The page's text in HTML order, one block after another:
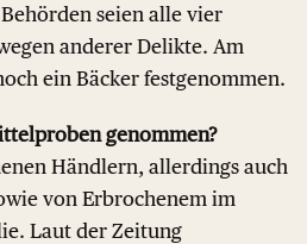
seien alle vier
anderer Delikte. Am
ein Bäcker festgenommen.
genommen?
Händlern, allerdings auch
von Erbrochenem im
Laut der Zeitung